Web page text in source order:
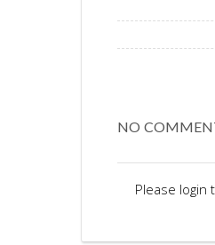
NO
Please login